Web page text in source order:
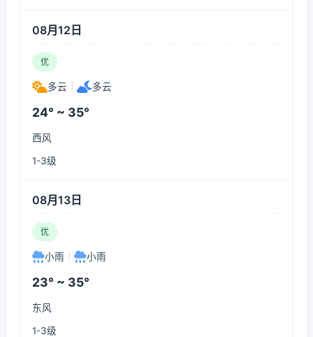
08月12日
优
多云 多云
24° ~ 35°
西风
1-3级
08月13日
优
小雨 小雨
23° ~ 35°
东风
1-3级